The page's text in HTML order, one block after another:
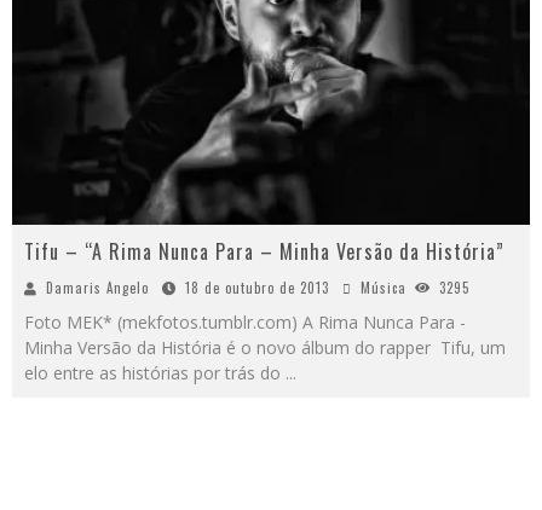
Tifu – “A Rima Nunca Para – Minha Versão da História”
Damaris Angelo 18 de outubro de 2013 Música 3295
Foto MEK* (mekfotos.tumblr.com) A Rima Nunca Para -
Minha Versão da História é o novo álbum do rapper Tifu, um
elo entre as histórias por trás do ...